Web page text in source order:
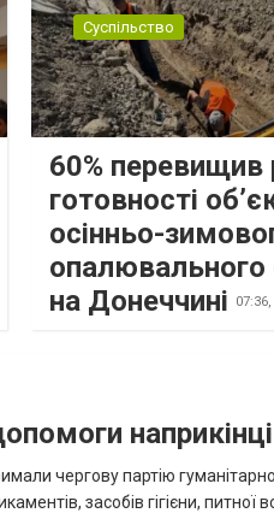
Суспільство
60% перевищив
готовності
осінньо-
опалювального
на Донеччині
07:36,
чергову партію
засобів гігієни,